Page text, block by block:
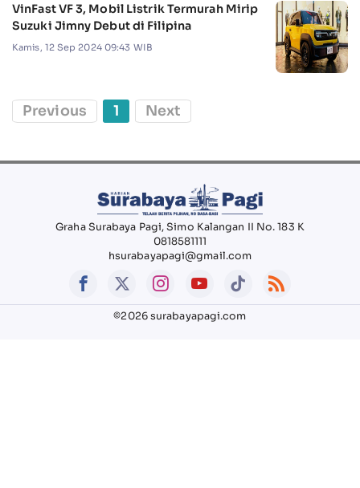
VinFast VF 3, Mobil Listrik Termurah Mirip
Suzuki Jimny Debut di Filipina
Kamis, 12 Sep 2024 09:43 WIB
Previous 1 Next
Graha Surabaya Pagi, Simo Kalangan II No. 183 K
0818581111
hsurabayapagi@gmail.com
©2026 surabayapagi.com